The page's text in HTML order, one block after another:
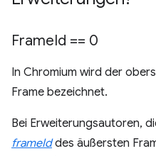
FrameId == 0
In Chromium wird der
Frame bezeichnet.
Bei Erweiterungsautoren,
frameIddes äußersten